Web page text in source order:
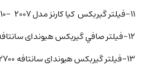
۱۱-فیلتر گیربکس کیا کارنز مدل ۲۰۰۷ -۲۰۱۰
۱۲-فیلتر صافي گيربكس هیوندای سانتافه ۲۷۰۰ مدل ۲۰۰۶ – ۲۰۱۰
۱۳-فیلتر گیربکس هیوندای سانتافه ۲۷۰۰ موتور ۶ سیلندر